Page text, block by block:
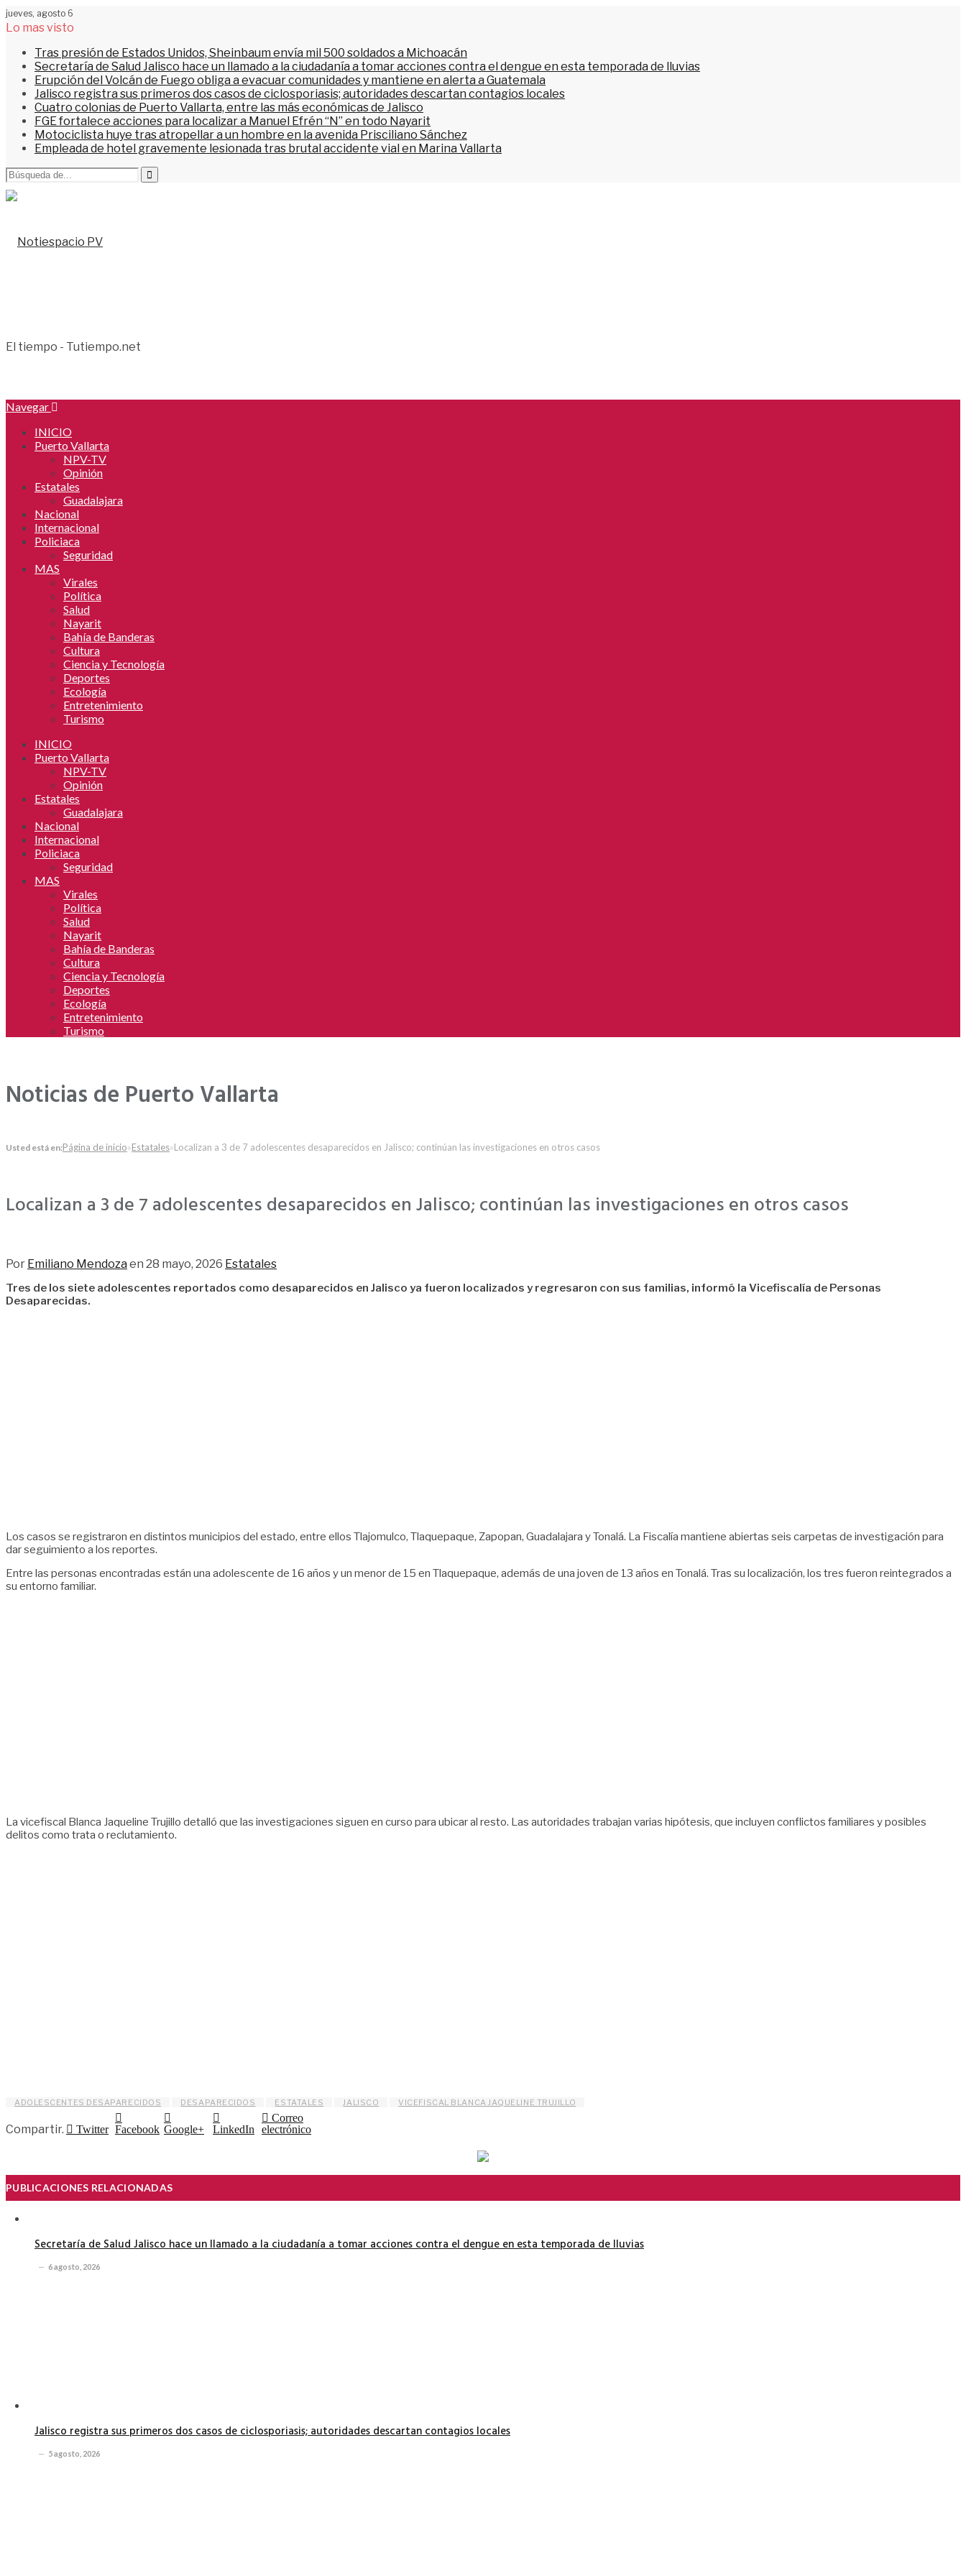
jueves, agosto 6
Lo mas visto
Tras presión de Estados Unidos, Sheinbaum envía mil 500 soldados a Michoacán
Secretaría de Salud Jalisco hace un llamado a la ciudadanía a tomar acciones contra el dengue en esta temporada de lluvias
Erupción del Volcán de Fuego obliga a evacuar comunidades y mantiene en alerta a Guatemala
Jalisco registra sus primeros dos casos de ciclosporiasis; autoridades descartan contagios locales
Cuatro colonias de Puerto Vallarta, entre las más económicas de Jalisco
FGE fortalece acciones para localizar a Manuel Efrén “N” en todo Nayarit
Motociclista huye tras atropellar a un hombre en la avenida Prisciliano Sánchez
Empleada de hotel gravemente lesionada tras brutal accidente vial en Marina Vallarta
El tiempo - Tutiempo.net
Navegar
INICIO
Puerto Vallarta
NPV-TV
Opinión
Estatales
Guadalajara
Nacional
Internacional
Policiaca
Seguridad
MAS
Virales
Política
Salud
Nayarit
Bahía de Banderas
Cultura
Ciencia y Tecnología
Deportes
Ecología
Entretenimiento
Turismo
INICIO
Puerto Vallarta
NPV-TV
Opinión
Estatales
Guadalajara
Nacional
Internacional
Policiaca
Seguridad
MAS
Virales
Política
Salud
Nayarit
Bahía de Banderas
Cultura
Ciencia y Tecnología
Deportes
Ecología
Entretenimiento
Turismo
Noticias de Puerto Vallarta
Usted está en:Página de inicio»Estatales»Localizan a 3 de 7 adolescentes desaparecidos en Jalisco; continúan las investigaciones en otros casos
Localizan a 3 de 7 adolescentes desaparecidos en Jalisco; continúan las investigaciones en otros casos
Por Emiliano Mendoza en 28 mayo, 2026 Estatales
Tres de los siete adolescentes reportados como desaparecidos en Jalisco ya fueron localizados y regresaron con sus familias, informó la Vicefiscalía de Personas
Desaparecidas.
Los casos se registraron en distintos municipios del estado, entre ellos Tlajomulco, Tlaquepaque, Zapopan, Guadalajara y Tonalá. La Fiscalía mantiene abiertas seis carpetas de investigación para
dar seguimiento a los reportes.
Entre las personas encontradas están una adolescente de 16 años y un menor de 15 en Tlaquepaque, además de una joven de 13 años en Tonalá. Tras su localización, los tres fueron reintegrados a
su entorno familiar.
La vicefiscal Blanca Jaqueline Trujillo detalló que las investigaciones siguen en curso para ubicar al resto. Las autoridades trabajan varias hipótesis, que incluyen conflictos familiares y posibles
delitos como trata o reclutamiento.
ADOLESCENTES DESAPARECIDOS DESAPARECIDOS ESTATALES JALISCO VICEFISCAL BLANCA JAQUELINE TRUJILLO
Compartir. Twitter Facebook Google+ LinkedIn
Correo
electrónico
PUBLICACIONES RELACIONADAS
Secretaría de Salud Jalisco hace un llamado a la ciudadanía a tomar acciones contra el dengue en esta temporada de lluvias
6 agosto, 2026
Jalisco registra sus primeros dos casos de ciclosporiasis; autoridades descartan contagios locales
5 agosto, 2026